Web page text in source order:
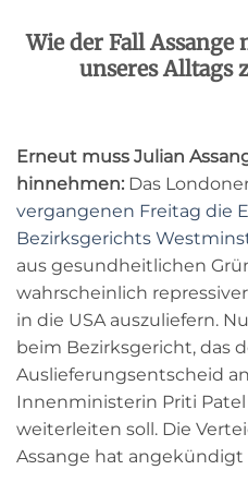
Wie der Fall
unseres Alltags
Erneut muss Julian
hinnehmen: Das
vergangenen Freitag die
Bezirksgerichts
aus gesundheitlichen
wahrscheinlich
in die USA auszuliefern.
beim Bezirksgericht, das
Auslieferungsentscheid
Innenministerin Priti
weiterleiten soll. Die
Assange hat